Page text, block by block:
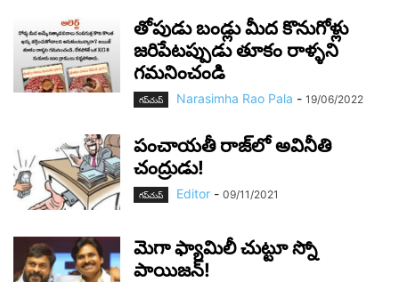
తోపుడు బండ్లు మీద కొనుగోళ్లు
జరిపేటప్పుడు తూకం రాళ్ళని
గమనించండి
గ‌ప్‌చుప్ Narasimha Rao Pala - 19/06/2022
పంచాయ‌తీ రాజ్‌లో అవినీతి
చంద్రుడు!
గ‌ప్‌చుప్ Editor - 09/11/2021
మెగా ఫ్యామిలీ చుట్టూ స్నో
పాయిజ‌న్‌!